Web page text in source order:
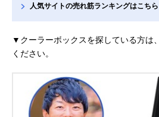
人気サイトの売れ筋ランキングはこちら
▼クーラーボックスを探している方は
ください。